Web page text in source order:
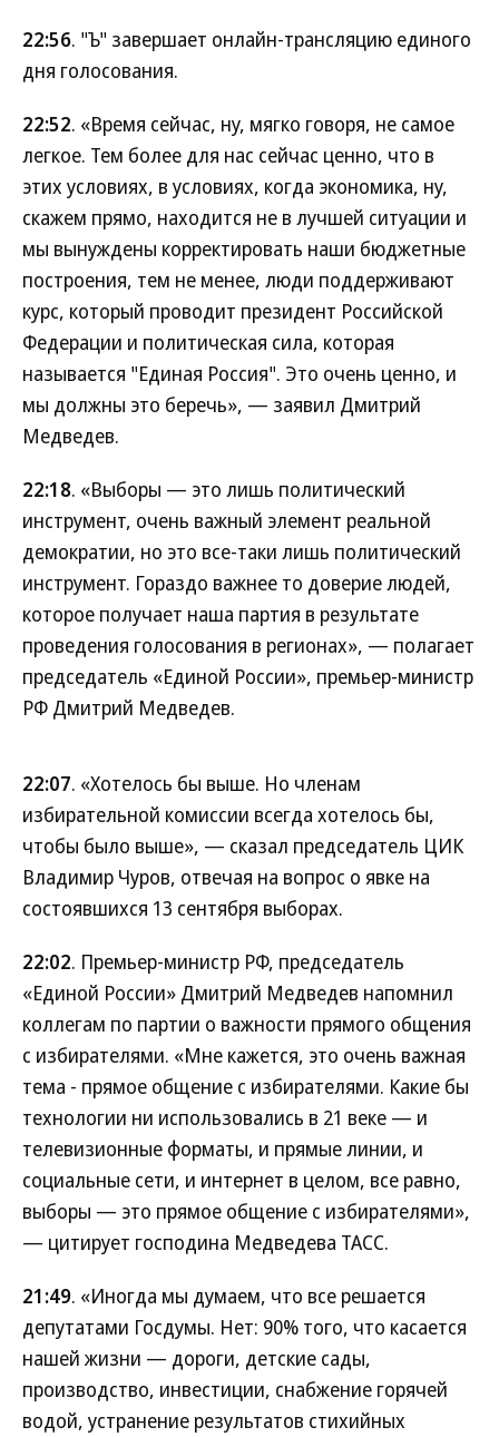
22:56. "Ъ" завершает онлайн-трансляцию единого
дня голосования.
22:52. «Время сейчас, ну, мягко говоря, не самое
легкое. Тем более для нас сейчас ценно, что в
этих условиях, в условиях, когда экономика, ну,
скажем прямо, находится не в лучшей ситуации и
мы вынуждены корректировать наши бюджетные
построения, тем не менее, люди поддерживают
курс, который проводит президент Российской
Федерации и политическая сила, которая
называется "Единая Россия". Это очень ценно, и
мы должны это беречь», — заявил Дмитрий
Медведев.
22:18. «Выборы — это лишь политический
инструмент, очень важный элемент реальной
демократии, но это все-таки лишь политический
инструмент. Гораздо важнее то доверие людей,
которое получает наша партия в результате
проведения голосования в регионах», — полагает
председатель «Единой России», премьер-министр
РФ Дмитрий Медведев.
22:07. «Хотелось бы выше. Но членам
избирательной комиссии всегда хотелось бы,
чтобы было выше», — сказал председатель ЦИК
Владимир Чуров, отвечая на вопрос о явке на
состоявшихся 13 сентября выборах.
22:02. Премьер-министр РФ, председатель
«Единой России» Дмитрий Медведев напомнил
коллегам по партии о важности прямого общения
с избирателями. «Мне кажется, это очень важная
тема - прямое общение с избирателями. Какие бы
технологии ни использовались в 21 веке — и
телевизионные форматы, и прямые линии, и
социальные сети, и интернет в целом, все равно,
выборы — это прямое общение с избирателями»,
— цитирует господина Медведева ТАСС.
21:49. «Иногда мы думаем, что все решается
депутатами Госдумы. Нет: 90% того, что касается
нашей жизни — дороги, детские сады,
производство, инвестиции, снабжение горячей
водой, устранение результатов стихийных